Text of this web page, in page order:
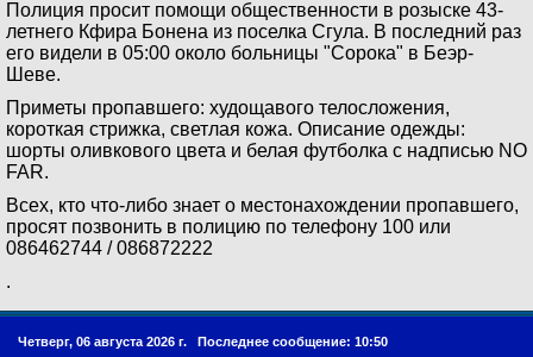
Полиция просит помощи общественности в розыске 43-
летнего Кфира Бонена из поселка Сгула. В последний раз
его видели в 05:00 около больницы "Сорока" в Беэр-
Шеве.
Приметы пропавшего: худощавого телосложения,
короткая стрижка, светлая кожа. Описание одежды:
шорты оливкового цвета и белая футболка с надписью NO
FAR.
Всех, кто что-либо знает о местонахождении пропавшего,
просят позвонить в полицию по телефону 100 или
086462744 / 086872222
.
Четверг, 06 августа 2026 г. Последнее сообщение: 10:50